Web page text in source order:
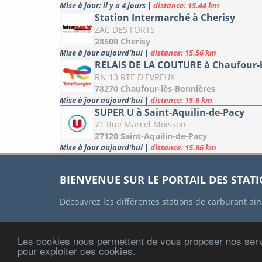
Les cookies nous permettent de vous proposer nos
pour exploiter ces cookies.
Mise à jour: il y a 4 jours | distance: 15.44 km
Station Intermarché à Cherisy
ZAC DES FORTS
28500 Cherisy
Mise à jour aujourd'hui | distance: 15.56 km
RELAIS DE LA COUTURE à
RN 13 RTE D'EVREUX
78270 Chaufour-lès-Bonnières
Mise à jour aujourd'hui | distance: 15.6 km
SUPER U à Saint-Aquilin-de-Pacy
71 Rue Marcel Moisson
27120 Saint-Aquilin-de-Pacy
Mise à jour aujourd'hui | distance: 15.86 km
BIENVENUE SUR LE PORTAIL DES
Découvrez les différentes stations de carburant
ACCUEIL CONTACT MENTIONS